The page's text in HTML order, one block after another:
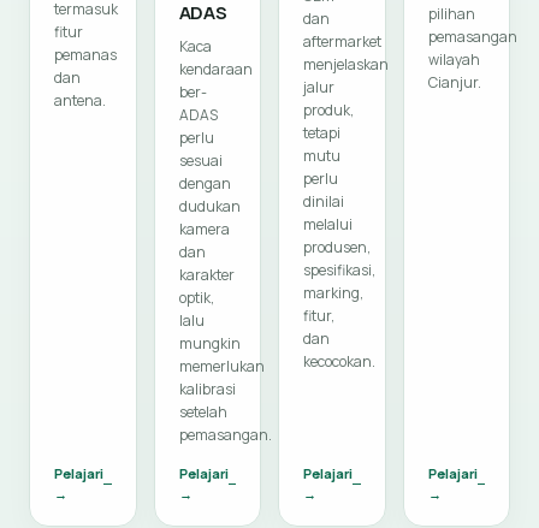
termasuk
fitur
pemanas
dan
antena.
Pelajari
→
ADAS
Kaca
kendaraan
ber-
ADAS
perlu
sesuai
dengan
dudukan
kamera
dan
karakter
optik,
lalu
mungkin
memerlukan
kalibrasi
setelah
pemasangan.
Pelajari
→
dan
aftermarket
menjelaskan
jalur
produk,
tetapi
mutu
perlu
dinilai
melalui
produsen,
spesifikasi,
marking,
fitur,
dan
kecocokan.
Pelajari
→
pilihan
pemasangan
wilayah
Cianjur.
Pelajari
→